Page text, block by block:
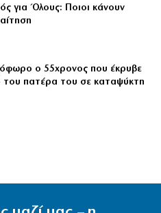
για Όλους: Ποιοι κάνουν
ο 55χρονος που έκρυβε
του πατέρα του σε καταψύκτη